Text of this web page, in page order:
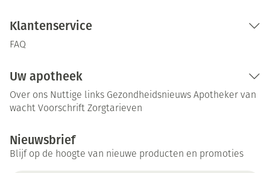
Klantenservice
FAQ
Uw apotheek
Over ons Nuttige links Gezondheidsnieuws Apotheker van
wacht Voorschrift Zorgtarieven
Nieuwsbrief
Blijf op de hoogte van nieuwe producten en promoties